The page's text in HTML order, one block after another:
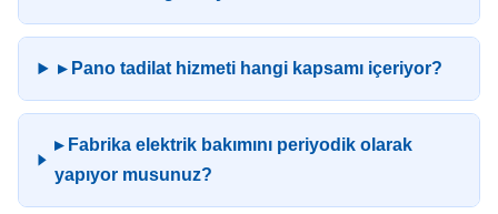
▸ Pano tadilat hizmeti hangi kapsamı içeriyor?
▸ Fabrika elektrik bakımını periyodik olarak
yapıyor musunuz?